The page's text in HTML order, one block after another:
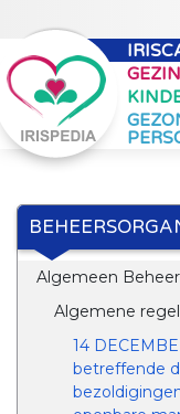
Algemeen
Algemene
14
betreffende